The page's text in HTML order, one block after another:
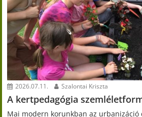
2026.07.11. Szalontai Kriszta
A kertpedagógia
Mai modern korunkban az urbanizáció